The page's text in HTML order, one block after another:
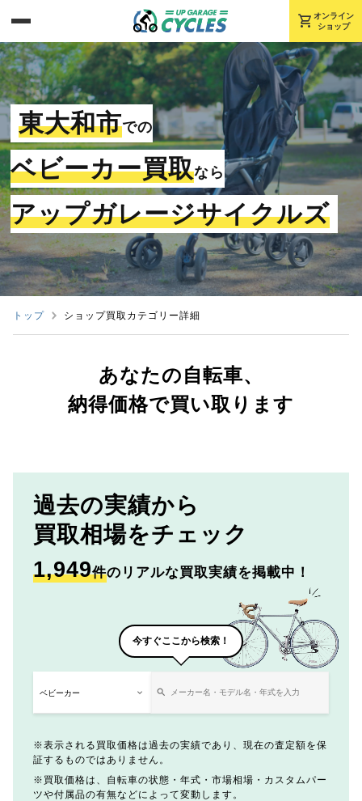
shopping_cart オンライン
ショップ
東大和市での
ベビーカー買取なら
アップガレージサイクルズ
トップ ショップ買取カテゴリー詳細
あなたの自転車、
納得価格で買い取ります
過去の実績から
買取相場をチェック
1,949件のリアルな買取実績を掲載中！
今すぐここから検索！
表示される買取価格は過去の実績であり、現在の査定額を保
証するものではありません。
買取価格は、自転車の状態・年式・市場相場・カスタムパー
ツや付属品の有無などによって変動します。